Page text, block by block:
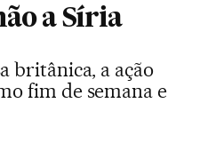
a Síria
britânica, a ação
fim de semana e